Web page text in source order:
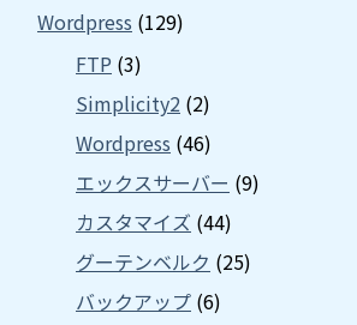
Wordpress (129)
FTP (3)
Simplicity2 (2)
Wordpress (46)
エックスサーバー (9)
カスタマイズ (44)
グーテンベルク (25)
バックアップ (6)